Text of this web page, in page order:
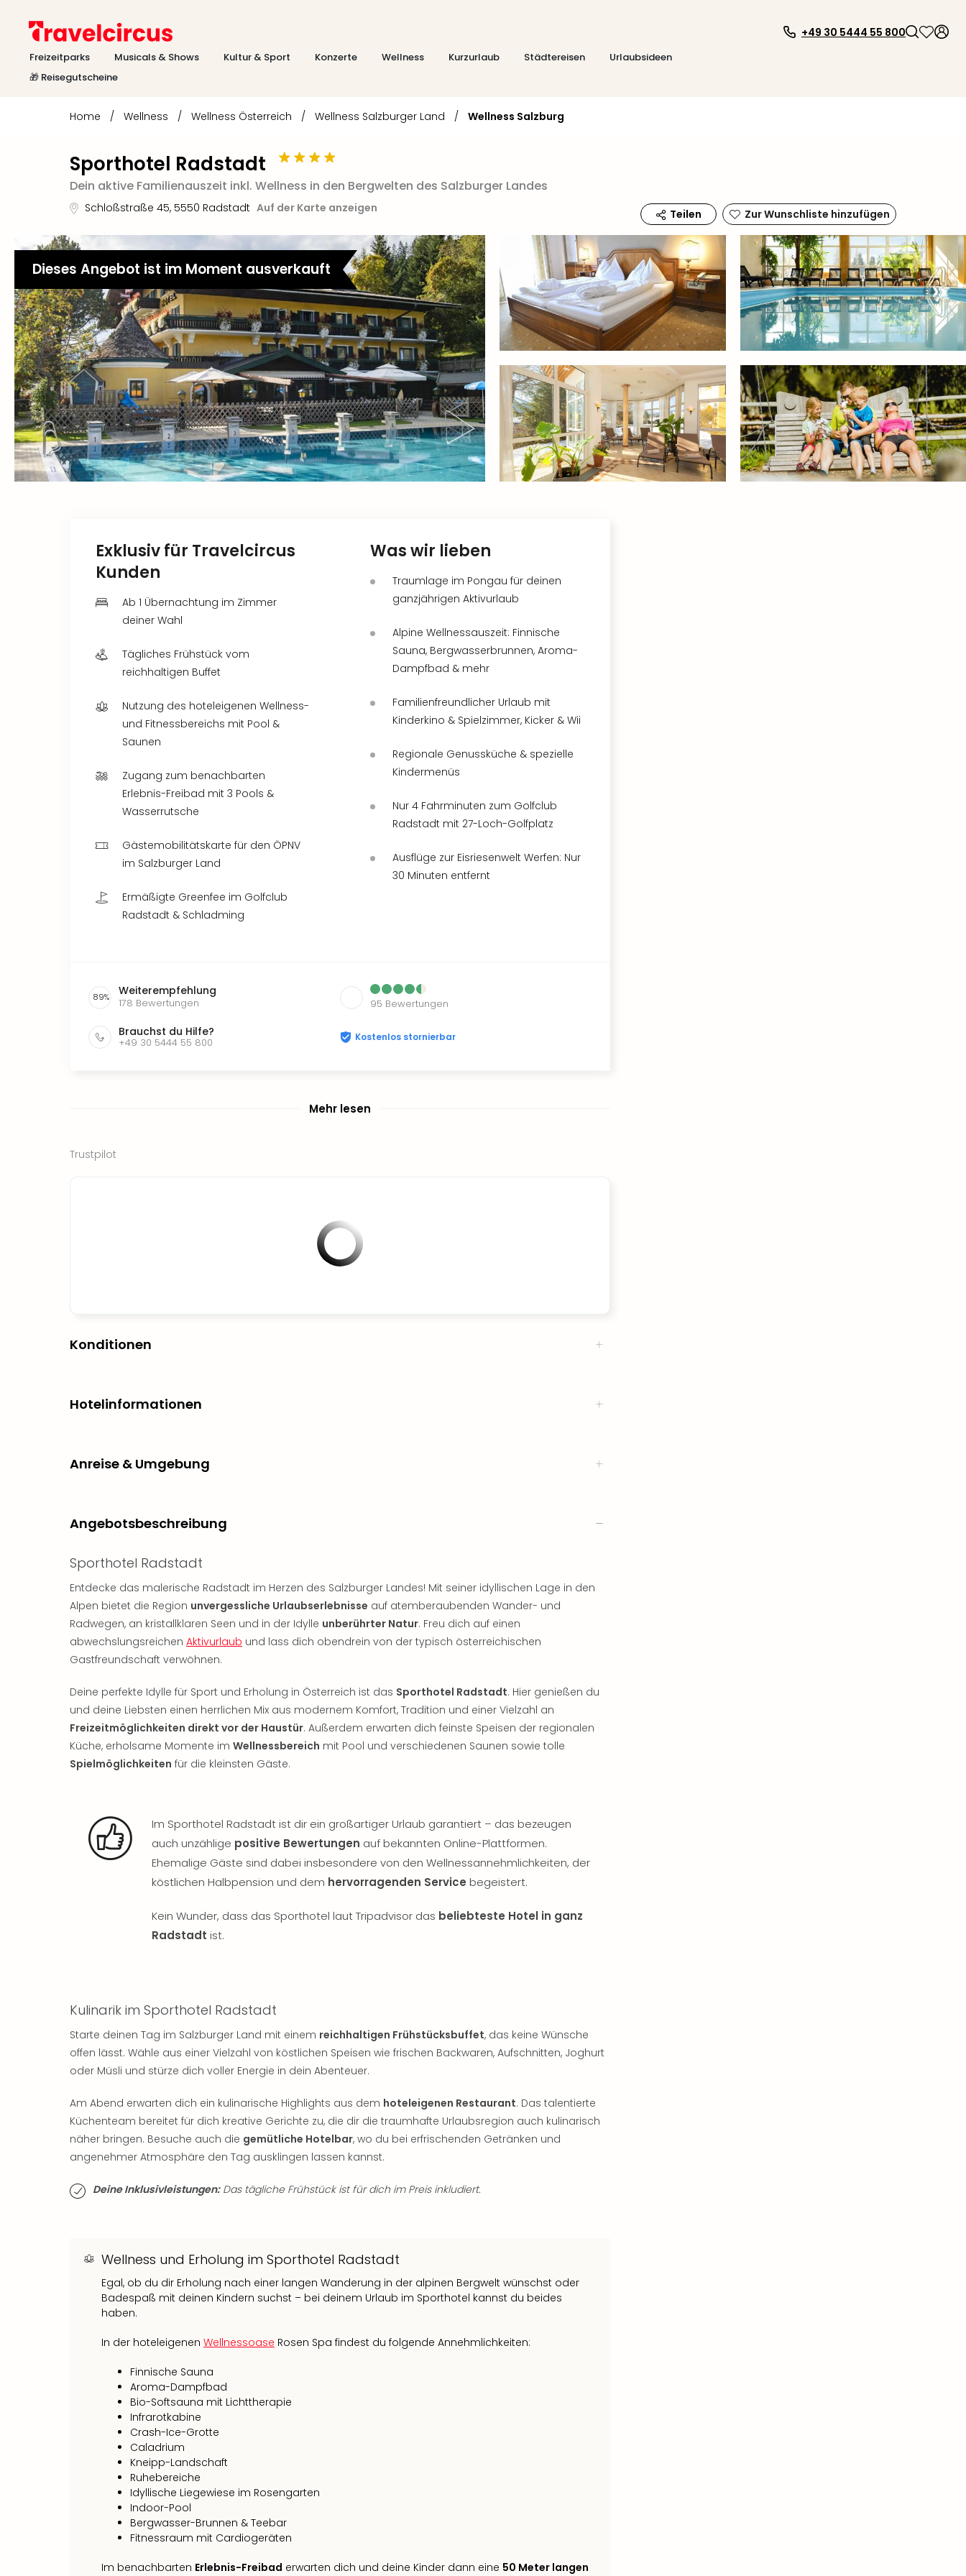
Freizeitparks Musicals & Shows Kultur & Sport Konzerte Wellness Kurzurlaub Städtereisen
Urlaubsideen
🎁 Reisegutscheine
+49 30 5444 55 800
Home / Wellness / Wellness Österreich / Wellness Salzburger Land / Wellness Salzburg
Sporthotel Radstadt
Dein aktive Familienauszeit inkl. Wellness in den Bergwelten des Salzburger Landes
Schloßstraße 45, 5550 Radstadt Auf der Karte anzeigen Teilen Zur Wunschliste hinzufügen
Dieses Angebot ist im Moment ausverkauft
Exklusiv für Travelcircus
Kunden
Ab 1 Übernachtung im Zimmer
deiner Wahl
Tägliches Frühstück vom
reichhaltigen Buffet
Nutzung des hoteleigenen Wellness-
und Fitnessbereichs mit Pool &
Saunen
Zugang zum benachbarten
Erlebnis-Freibad mit 3 Pools &
Wasserrutsche
Gästemobilitätskarte für den ÖPNV
im Salzburger Land
Ermäßigte Greenfee im Golfclub
Radstadt & Schladming
Was wir lieben
Traumlage im Pongau für deinen
ganzjährigen Aktivurlaub
Alpine Wellnessauszeit: Finnische
Sauna, Bergwasserbrunnen, Aroma-
Dampfbad & mehr
Familienfreundlicher Urlaub mit
Kinderkino & Spielzimmer, Kicker & Wii
Regionale Genussküche & spezielle
Kindermenüs
Nur 4 Fahrminuten zum Golfclub
Radstadt mit 27-Loch-Golfplatz
Ausflüge zur Eisriesenwelt Werfen: Nur
30 Minuten entfernt
89% Weiterempfehlung
178 Bewertungen 95 Bewertungen
Brauchst du Hilfe?
+49 30 5444 55 800 Kostenlos stornierbar
Mehr lesen
Trustpilot
Konditionen
Hotelinformationen
Anreise & Umgebung
Angebotsbeschreibung
Sporthotel Radstadt
Entdecke das malerische Radstadt im Herzen des Salzburger Landes! Mit seiner idyllischen Lage in den
Alpen bietet die Region unvergessliche Urlaubserlebnisse auf atemberaubenden Wander- und
Radwegen, an kristallklaren Seen und in der Idylle unberührter Natur. Freu dich auf einen
abwechslungsreichen Aktivurlaub und lass dich obendrein von der typisch österreichischen
Gastfreundschaft verwöhnen.
Deine perfekte Idylle für Sport und Erholung in Österreich ist das Sporthotel Radstadt. Hier genießen du
und deine Liebsten einen herrlichen Mix aus modernem Komfort, Tradition und einer Vielzahl an
Freizeitmöglichkeiten direkt vor der Haustür. Außerdem erwarten dich feinste Speisen der regionalen
Küche, erholsame Momente im Wellnessbereich mit Pool und verschiedenen Saunen sowie tolle
Spielmöglichkeiten für die kleinsten Gäste.
Im Sporthotel Radstadt ist dir ein großartiger Urlaub garantiert – das bezeugen
auch unzählige positive Bewertungen auf bekannten Online-Plattformen.
Ehemalige Gäste sind dabei insbesondere von den Wellnessannehmlichkeiten, der
köstlichen Halbpension und dem hervorragenden Service begeistert.
Kein Wunder, dass das Sporthotel laut Tripadvisor das beliebteste Hotel in ganz
Radstadt ist.
Kulinarik im Sporthotel Radstadt
Starte deinen Tag im Salzburger Land mit einem reichhaltigen Frühstücksbuffet, das keine Wünsche
offen lässt. Wähle aus einer Vielzahl von köstlichen Speisen wie frischen Backwaren, Aufschnitten, Joghurt
oder Müsli und stürze dich voller Energie in dein Abenteuer.
Am Abend erwarten dich ein kulinarische Highlights aus dem hoteleigenen Restaurant. Das talentierte
Küchenteam bereitet für dich kreative Gerichte zu, die dir die traumhafte Urlaubsregion auch kulinarisch
näher bringen. Besuche auch die gemütliche Hotelbar, wo du bei erfrischenden Getränken und
angenehmer Atmosphäre den Tag ausklingen lassen kannst.
Deine Inklusivleistungen:Das tägliche Frühstück ist für dich im Preis inkludiert.
Wellness und Erholung im Sporthotel Radstadt
Egal, ob du dir Erholung nach einer langen Wanderung in der alpinen Bergwelt wünschst oder
Badespaß mit deinen Kindern suchst – bei deinem Urlaub im Sporthotel kannst du beides
haben.
In der hoteleigenen Wellnessoase Rosen Spa findest du folgende Annehmlichkeiten:
Finnische Sauna
Aroma-Dampfbad
Bio-Softsauna mit Lichttherapie
Infrarotkabine
Crash-Ice-Grotte
Caladrium
Kneipp-Landschaft
Ruhebereiche
Idyllische Liegewiese im Rosengarten
Indoor-Pool
Bergwasser-Brunnen & Teebar
Fitnessraum mit Cardiogeräten
Im benachbarten Erlebnis-Freibad erwarten dich und deine Kinder dann eine 50 Meter langen